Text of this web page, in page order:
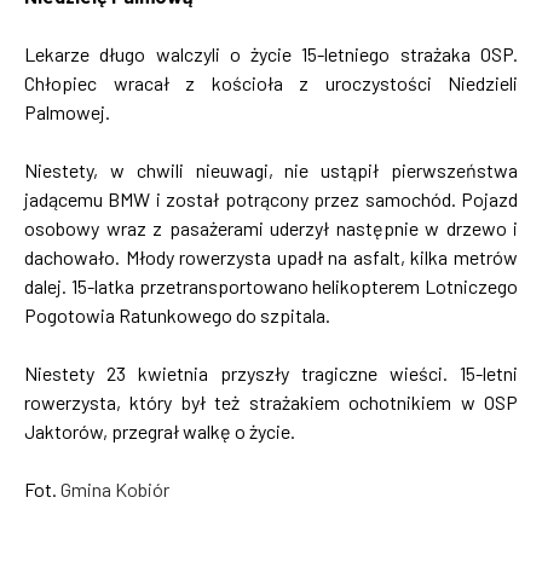
Lekarze długo walczyli o życie 15-letniego strażaka OSP.
Chłopiec wracał z kościoła z uroczystości Niedzieli
Palmowej.
Niestety, w chwili nieuwagi, nie ustąpił pierwszeństwa
jadącemu BMW i został potrącony przez samochód. Pojazd
osobowy wraz z pasażerami uderzył następnie w drzewo i
dachowało. Młody rowerzysta upadł na asfalt, kilka metrów
dalej. 15-latka przetransportowano helikopterem Lotniczego
Pogotowia Ratunkowego do szpitala.
Niestety 23 kwietnia przyszły tragiczne wieści. 15-letni
rowerzysta, który był też strażakiem ochotnikiem w OSP
Jaktorów, przegrał walkę o życie.
Fot. Gmina Kobiór